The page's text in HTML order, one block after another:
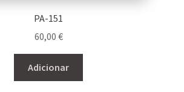
PA-151
60,00 €
Adicionar